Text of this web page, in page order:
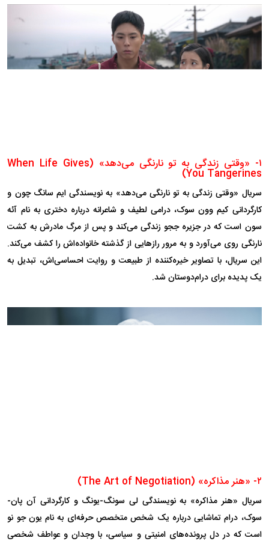
۱- «وقتی زندگی به تو نارنگی می‌دهد» (When Life Gives
You Tangerines)
سریال «وقتی زندگی به تو نارنگی می‌دهد» به نویسندگی‌ ایم سانگ چون و
کارگردانی کیم وون سوک، درامی لطیف و شاعرانه درباره دختری به نام آئه
سون است که در جزیره ججو زندگی می‌کند و پس از مرگ مادرش به کشت
نارنگی روی می‌آورد و به مرور راز‌هایی از گذشته خانواده‌اش را کشف می‌کند.
این سریال، با تصاویر خیره‌کننده از طبیعت و روایت احساسی‌اش، تبدیل به
یک پدیده برای درام‌دوستان شد.
۲- «هنر مذاکره» (The Art of Negotiation)
سریال «هنر مذاکره» به نویسندگی لی سونگ-یونگ و کارگردانی آن پان-
سوک، درام تماشایی درباره یک شخص متخصص حرفه‌ای به نام یون جو نو
است که در دل پرونده‌های امنیتی و سیاسی، با وجدان و عواطف شخصی